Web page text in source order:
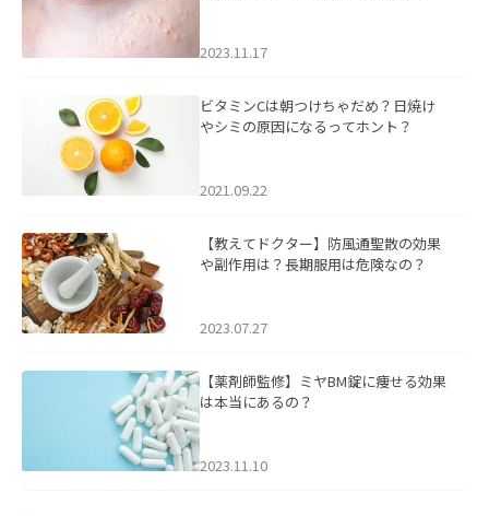
2023.11.17
ビタミンCは朝つけちゃだめ？日焼け
やシミの原因になるってホント？
2021.09.22
【教えてドクター】防風通聖散の効果
や副作用は？長期服用は危険なの？
2023.07.27
【薬剤師監修】ミヤBM錠に痩せる効果
は本当にあるの？
2023.11.10